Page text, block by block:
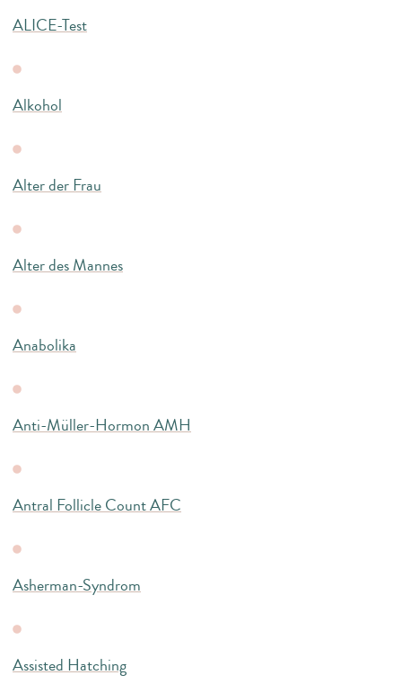
ALICE-Test
Alkohol
Alter der Frau
Alter des Mannes
Anabolika
Anti-Müller-Hormon AMH
Antral Follicle Count AFC
Asherman-Syndrom
Assisted Hatching